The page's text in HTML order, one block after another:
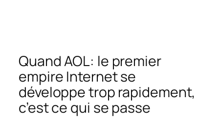
Quand AOL: le premier
empire Internet se
développe trop rapidement,
c’est ce qui se passe